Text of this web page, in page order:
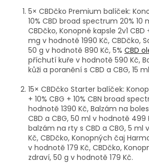
5× CBDčko Premium balíček:
10% CBD broad spectrum 20% 10
CBDčko, Konopné kapsle 2v1 CBD
mg v hodnotě 1990 Kč, CBDčko,
50 g v hodnotě 890 Kč, 5% CBD
příchutí kuře v hodnotě 590 Kč,
kůži a poranění s CBD a CBG, 15
15× CBDčko Starter balíček:
+ 10% CBG + 10% CBN broad
hodnotě 1390 Kč, Balzám na
CBD a CBG, 50 ml v hodnotě 499
balzám na rty s CBD a CBG, 5 ml
Kč, CBDčko, Konopných čaj
v hodnotě 179 Kč, CBDčko,
zdraví, 50 g v hodnotě 179 Kč.